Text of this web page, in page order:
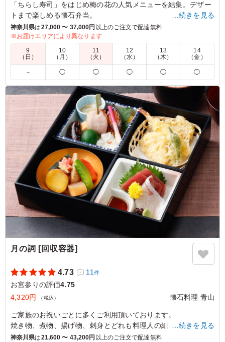
「ちらし寿司」をはじめ梅の花の人気メニューを結集。デザー
トまで楽しめる懐石弁当。
会議やお客様のおもてなしにも最適！
※お包みの風呂敷はピンク色のみのご用意となります。
5.0
華やかな盛り付けで、女性陣には食べきれないほどのボリ
ュームでした。梅の花の定番が詰まっていて、お値段以上
の味と量に感動です。 住む地域により、届けて頂けるお
弁当の種類が違うようで、そのお弁当の種類がもっと増え
ると嬉しいです。
ご利用シーン： お祝い›お宮参り
神奈川県横浜市港北区綱島上町
2023/09/20
…続きを見る
神奈川県は27,000 〜 37,000円 以上のご注文で配達無料
※お届けエリアにより異なります
9
（日）
10
（月）
11
（火）
12
（水）
13
（木）
14
（金）
－ ◯ ◯ ◯ ◯ ◯
月の詞 [回収容器]
4.73 11件
お宮参りの評価4.75
4,320円
（税込） 懐石料理 青山
ご家族のお祝いごとに多くご利用頂いております。
焼き物、煮物、揚げ物、刺身とどれも料理人の細やかな気遣い
を感じられるお料理ばかり。
…続きを見る
神奈川県は21,600 〜 43,200円 以上のご注文で配達無料